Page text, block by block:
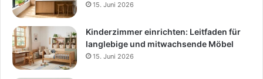
15. Juni 2026
Kinderzimmer einrichten: Leitfaden für
langlebige und mitwachsende Möbel
15. Juni 2026